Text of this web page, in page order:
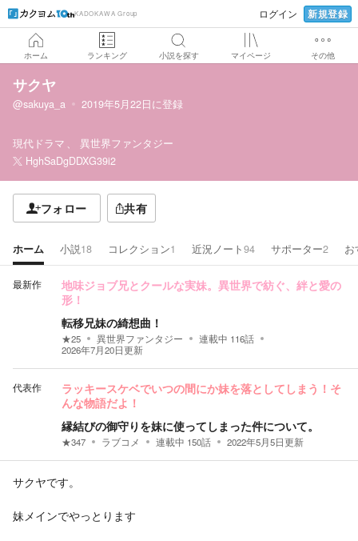
KADOKAWA Group ログイン 新規登録
ホーム ランキング 小説を探す マイページ その他
サクヤ
@sakuya_a 2019年5月22日に登録
現代ドラマ
異世界ファンタジー
HghSaDgDDXG39i2
フォロー 共有
ホーム 小説18 コレクション1 近況ノート94 サポーター2 お
最新作
地味ジョブ兄とクールな実妹。異世界で紡ぐ、絆と愛の
形！
転移兄妹の綺想曲！
★25 異世界ファンタジー 連載中 116話
2026年7月20日更新
代表作
ラッキースケベでいつの間にか妹を落としてしまう！そ
んな物語だよ！
縁結びの御守りを妹に使ってしまった件について。
★347 ラブコメ 連載中 150話 2022年5月5日更新
サクヤです。
妹メインでやっとります